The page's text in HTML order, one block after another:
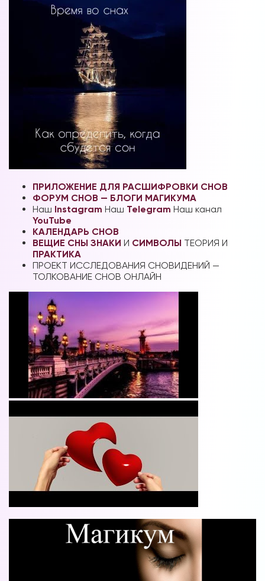
ПРИЛОЖЕНИЕ ДЛЯ РАСШИФРОВКИ СНОВ
ФОРУМ СНОВ — БЛОГИ МАГИКУМА
Наш Instagram Наш Telegram Наш канал
YouTube
КАЛЕНДАРЬ СНОВ
ВЕЩИЕ СНЫ ЗНАКИ И СИМВОЛЫ ТЕОРИЯ И
ПРАКТИКА
ПРОЕКТ ИССЛЕДОВАНИЯ СНОВИДЕНИЙ —
ТОЛКОВАНИЕ СНОВ ОНЛАЙН